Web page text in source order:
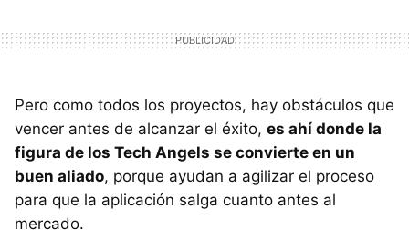
Pero como todos los proyectos, hay obstáculos que
vencer antes de alcanzar el éxito, es ahí donde la
figura de los Tech Angels se convierte en un
buen aliado, porque ayudan a agilizar el proceso
para que la aplicación salga cuanto antes al
mercado.